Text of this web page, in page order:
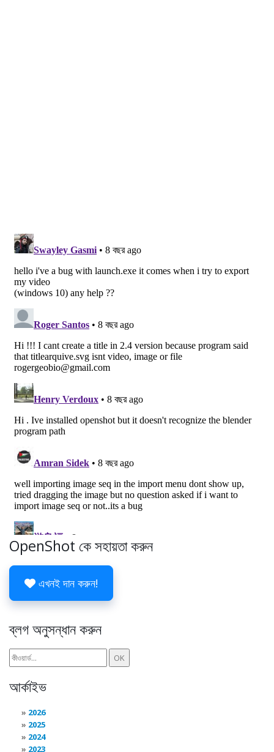
OpenShot কে সহায়তা করুন
এখনই দান করুন!
ব্লগ অনুসন্ধান করুন
আর্কাইভ
2026
2025
2024
2023